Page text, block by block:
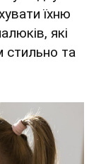
їхню
які
та